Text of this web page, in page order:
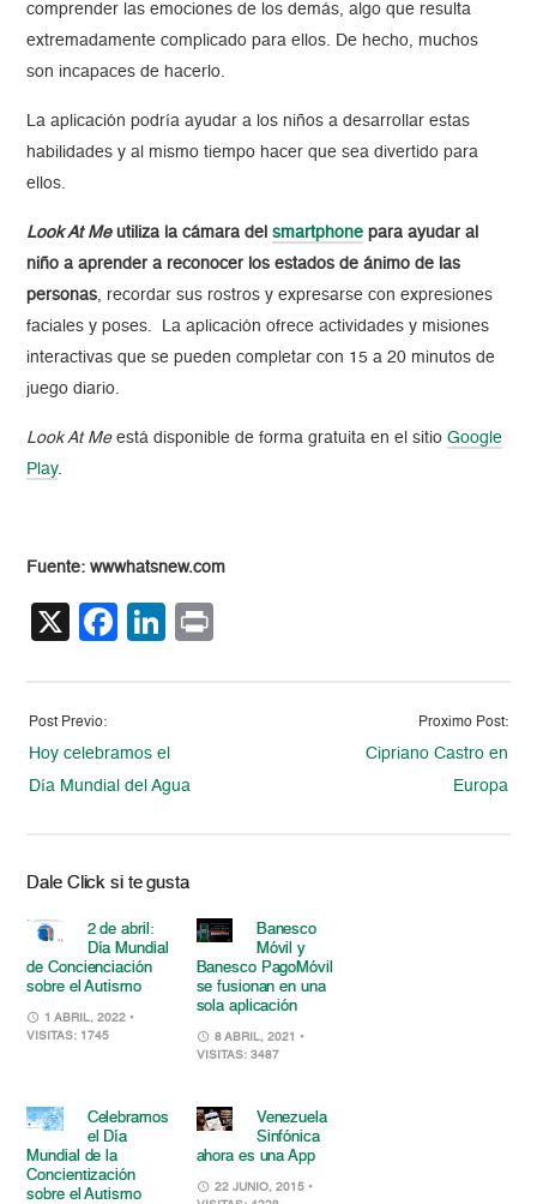
comprender las emociones de los demás, algo que resulta
extremadamente complicado para ellos. De hecho, muchos
son incapaces de hacerlo.
La aplicación podría ayudar a los niños a desarrollar estas
habilidades y al mismo tiempo hacer que sea divertido para
ellos.
Look At Meutiliza la cámara delsmartphone para ayudar al
niño a aprender a reconocer los estados de ánimo de las
personas, recordar sus rostros y expresarse con expresiones
faciales y poses. La aplicación ofrece actividades y misiones
interactivas que se pueden completar con 15 a 20 minutos de
juego diario.
Look At Meestá disponible de forma gratuita en el sitioGoogle
Play.
Fuente: wwwhatsnew.com
X Facebook
LinkedIn
Post Previo:
Hoy celebramos el
Día Mundial del Agua
Proximo Post:
Cipriano Castro en
Europa
Dale Click si te gusta
2 de abril:
Día Mundial
de Concienciación
sobre el Autismo
1 ABRIL, 2022 •
VISITAS: 1745
Banesco
Móvil y
Banesco PagoMóvil
se fusionan en una
sola aplicación
8 ABRIL, 2021
•
VISITAS: 3487
Celebramos
el Día
Mundial de la
Concientización
sobre el Autismo
Venezuela
Sinfónica
ahora es una App
22 JUNIO, 2015 •